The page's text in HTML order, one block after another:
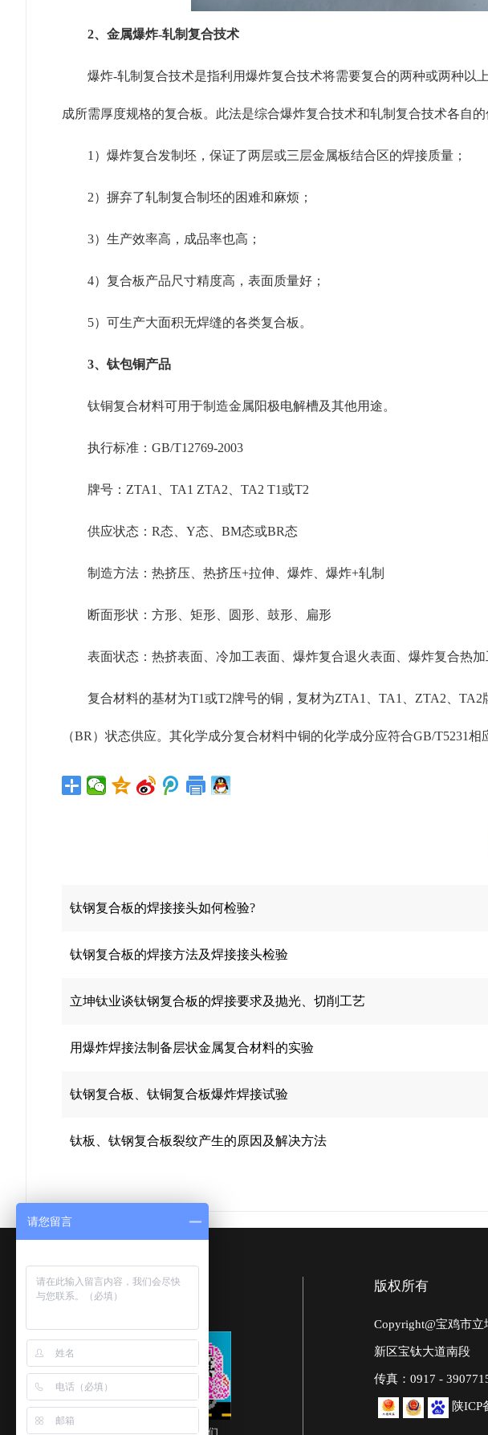
2、金属爆炸-轧制复合技术
爆炸-轧制复合技术是指利用爆炸复合技术将需要复合的两种或两种
成所需厚度规格的复合板。此法是综合爆炸复合技术和轧制复合技术各自
1）爆炸复合发制坯，保证了两层或三层金属板结合区的焊接质量；
2）摒弃了轧制复合制坯的困难和麻烦；
3）生产效率高，成品率也高；
4）复合板产品尺寸精度高，表面质量好；
5）可生产大面积无焊缝的各类复合板。
3、钛包铜产品
钛铜复合材料可用于制造金属阳极电解槽及其他用途。
执行标准：GB/T12769-2003
牌号：ZTA1、TA1 ZTA2、TA2 T1或T2
供应状态：R态、Y态、BM态或BR态
制造方法：热挤压、热挤压+拉伸、爆炸、爆炸+轧制
断面形状：方形、矩形、圆形、鼓形、扁形
表面状态：热挤表面、冷加工表面、爆炸复合退火表面、爆炸复合热
复合材料的基材为T1或T2牌号的铜，复材为ZTA1、TA1、ZTA2、
（BR）状态供应。其化学成分复合材料中铜的化学成分应符合GB/T5231
钛钢复合板的焊接接头如何检验?
钛钢复合板的焊接方法及焊接接头检验
立坤钛业谈钛钢复合板的焊接要求及抛光、切削工艺
用爆炸焊接法制备层状金属复合材料的实验
钛钢复合板、钛铜复合板爆炸焊接试验
钛板、钛钢复合板​裂纹产生的原因及解决方法
扫描查看手机网站 扫描关注我们
版权所有
Copyright@宝鸡市立
新区宝钛大道南段
传真：0917 -
陕ICP
请您留言